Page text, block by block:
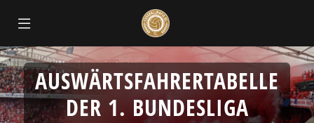
AUSWÄRTSFAHRERTABELLE
DER 1. BUNDESLIGA